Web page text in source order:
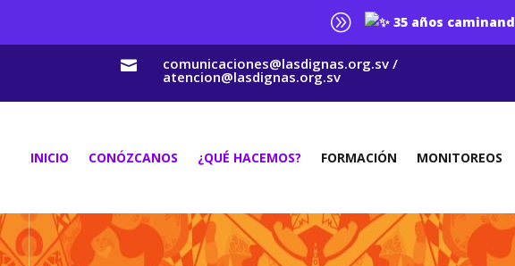
A 35 años
 comunicaciones@lasdignas.org.sv /
atencion@lasdignas.org.sv
INICIO CONÓZCANOS ¿QUÉ HACEMOS? FORMACIÓN MONITOREOS